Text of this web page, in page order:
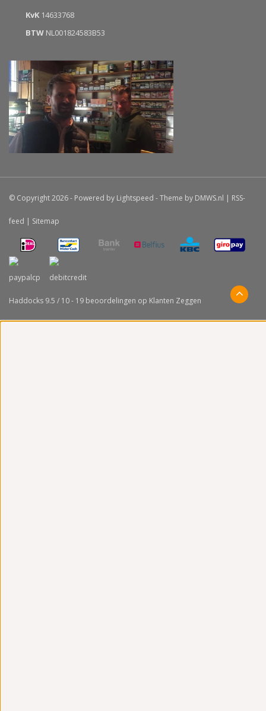
KvK 14633768
BTW NL001824583B53
© Copyright 2026 - Powered by Lightspeed - Theme by DMWS.nl | RSS-
feed | Sitemap
Haddocks 9.5 / 10- 19 beoordelingen op Klanten Zeggen